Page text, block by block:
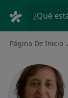
¿Qué
Página De Inicio